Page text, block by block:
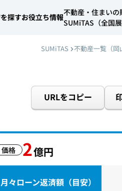
探すお役立ち情報
不動産・住まいの
SUMiTAS（全国
SUMiTAS 不動産一覧（岡
URLをコピー
価格 2億円
月々ローン返済額（目安）